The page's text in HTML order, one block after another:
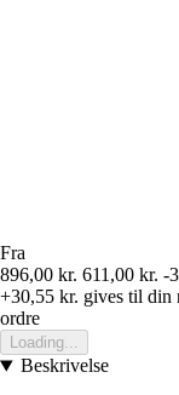
Fra
896,00 kr. 611,00 kr. -
+30,55 kr. gives til din
ordre
Loading...
Beskrivelse